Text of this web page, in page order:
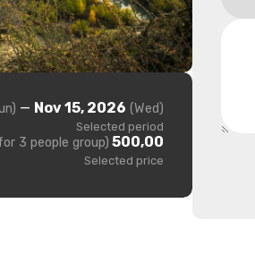
— Nov 15, 2026 (Wed)
Selected period
500,00 GEL
3 people group)
Selected price